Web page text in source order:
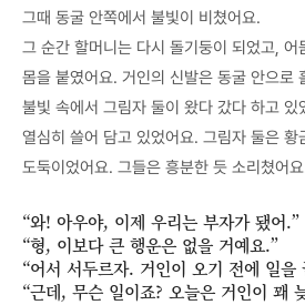
그때 동굴 안쪽에서 불빛이 비쳤어요.
그 순간 할머니는 다시 돌기둥이 되었고,
몸을 붙였어요. 거인의 신발은 동굴 안으로
불빛 속에서 그림자 둘이 왔다 갔다 하고 있
열심히 쓸어 담고 있었어요. 그림자 둘은 황
도둑이었어요. 그들은 흥분한 듯 소리쳤어
“와! 아우야, 이제 우리는 부자가 됐어.”
“형, 이보다 큰 행운은 없을 거예요.”
“어서 서두르자. 거인이 오기 전에 일을
“근데, 무슨 일이죠? 오늘은 거인이 꽤